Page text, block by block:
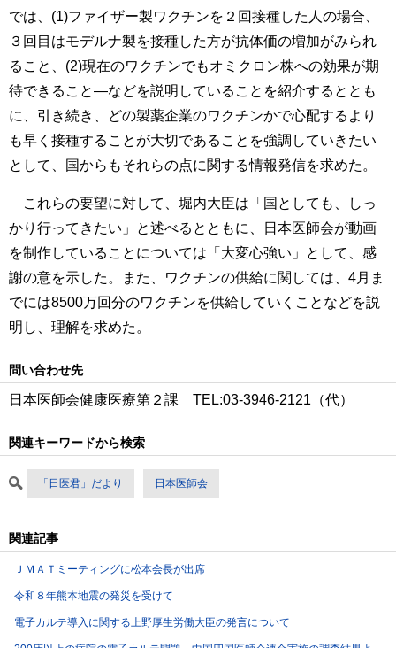
では、(1)ファイザー製ワクチンを２回接種した人の場合、
３回目はモデルナ製を接種した方が抗体価の増加がみられ
ること、(2)現在のワクチンでもオミクロン株への効果が期
待できること―などを説明していることを紹介するととも
に、引き続き、どの製薬企業のワクチンかで心配するより
も早く接種することが大切であることを強調していきたい
として、国からもそれらの点に関する情報発信を求めた。
これらの要望に対して、堀内大臣は「国としても、しっ
かり行ってきたい」と述べるとともに、日本医師会が動画
を制作していることについては「大変心強い」として、感
謝の意を示した。また、ワクチンの供給に関しては、4月ま
でには8500万回分のワクチンを供給していくことなどを説
明し、理解を求めた。
問い合わせ先
日本医師会健康医療第２課 TEL:03-3946-2121（代）
関連キーワードから検索
「日医君」だより 日本医師会
関連記事
ＪＭＡＴミーティングに松本会長が出席
令和８年熊本地震の発災を受けて
電子カルテ導入に関する上野厚生労働大臣の発言について